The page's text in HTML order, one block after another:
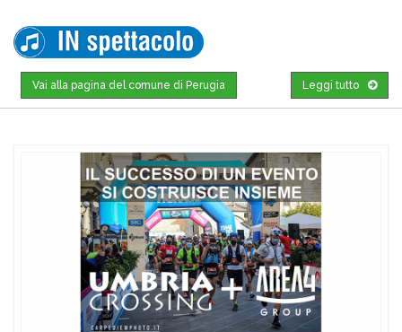
Leggi tutto
Vai alla pagina del comune di Perugia